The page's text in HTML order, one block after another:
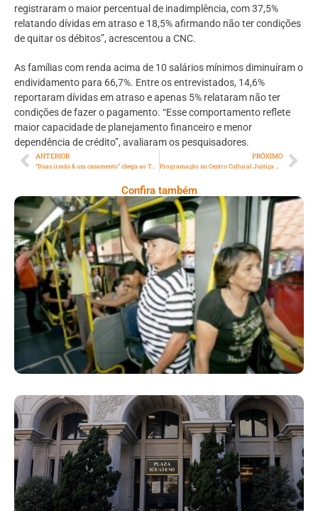
registraram o maior percentual de inadimplência, com 37,5%
relatando dívidas em atraso e 18,5% afirmando não ter condições
de quitar os débitos”, acrescentou a CNC.
As famílias com renda acima de 10 salários mínimos diminuíram o
endividamento para 66,7%. Entre os entrevistados, 14,6%
reportaram dívidas em atraso e apenas 5% relataram não ter
condições de fazer o pagamento. “Esse comportamento reflete
maior capacidade de planejamento financeiro e menor
dependência de crédito”, avaliaram os pesquisadores.
ANTERIOR PRÓXIMO
Confira também
A Crise Da Educação No Transporte
Público: Falta Consciência, Sobra
Desrespeito
Financiamento Do PCC: Operação Mira O
Coração Financeiro Da Facção